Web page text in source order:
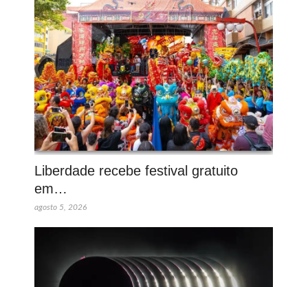
Liberdade recebe festival gratuito
em…
agosto 5, 2026